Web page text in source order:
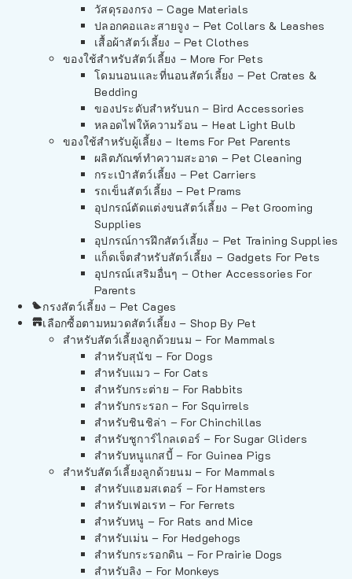
วัสดุรองกรง – Cage Materials
ปลอกคอและสายจูง – Pet Collars & Leashes
เสื้อผ้าสัตว์เลี้ยง – Pet Clothes
ของใช้สำหรับสัตว์เลี้ยง – More For Pets
โดมนอนและที่นอนสัตว์เลี้ยง – Pet Crates &
Bedding
ของประดับสำหรับนก – Bird Accessories
หลอดไฟให้ความร้อน – Heat Light Bulb
ของใช้สำหรับผู้เลี้ยง – Items For Pet Parents
ผลิตภัณฑ์ทำความสะอาด – Pet Cleaning
กระเป๋าสัตว์เลี้ยง – Pet Carriers
รถเข็นสัตว์เลี้ยง – Pet Prams
อุปกรณ์ตัดแต่งขนสัตว์เลี้ยง – Pet Grooming
Supplies
อุปกรณ์การฝึกสัตว์เลี้ยง – Pet Training Supplies
แก็ดเจ็ตสำหรับสัตว์เลี้ยง – Gadgets For Pets
อุปกรณ์เสริมอื่นๆ – Other Accessories For
Parents
กรงสัตว์เลี้ยง – Pet Cages
เลือกซื้อตามหมวดสัตว์เลี้ยง – Shop By Pet
สำหรับสัตว์เลี้ยงลูกด้วยนม – For Mammals
สำหรับสุนัข – For Dogs
สำหรับแมว – For Cats
สำหรับกระต่าย – For Rabbits
สำหรับกระรอก – For Squirrels
สำหรับชินชิล่า – For Chinchillas
สำหรับชูการ์ไกลเดอร์ – For Sugar Gliders
สำหรับหนูแกสบี้ – For Guinea Pigs
สำหรับสัตว์เลี้ยงลูกด้วยนม – For Mammals
สำหรับแฮมสเตอร์ – For Hamsters
สำหรับเฟอเรท – For Ferrets
สำหรับหนู – For Rats and Mice
สำหรับเม่น – For Hedgehogs
สำหรับกระรอกดิน – For Prairie Dogs
สำหรับลิง – For Monkeys